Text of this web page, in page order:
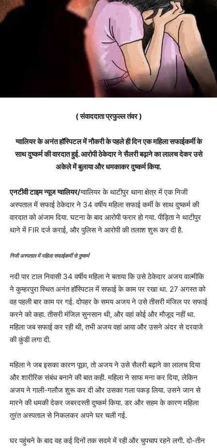
( संवाददाता प्रफुल्ल तंवर )
ग्वालियर के अनंत हॉस्पिटल में नौकरी के पहले ही दिन एक महिला सफाईकर्मी के
साथ दुष्कर्म की वारदात हुई. आरोपी ठेकेदार ने सैलरी बढ़ाने का लालच देकर उसे
अकेले में बुलाया और धमकाकर दुष्कर्म किया.
एनटीवी टाइम न्यूज ग्वालियर/ग्वालियर के थाटीपुर थाना क्षेत्र में एक निजी
अस्पताल में सफाई ठेकेदार ने 34 वर्षीय महिला सफाई कर्मी के साथ दुष्कर्म की
वारदात को अंजाम दिया. घटना के बाद आरोपी फरार हो गया. पीड़िता ने थाटीपुर
थाने में FIR दर्ज कराई, और पुलिस ने आरोपी की तलाश शुरू कर दी है.
निजी अस्पताल में महिला सफाईकर्मी से दुष्कर्म
नदी पार टाल निवासी 34 वर्षीय महिला ने बताया कि उसे ठेकेदार अजय वाल्मीकि
ने कुम्हरपुरा स्थित अनंत हॉस्पिटल में सफाई के काम पर रखा था. 27 अगस्त को
वह पहली बार काम पर गई. दोपहर के समय अजय ने उसे तीसरी मंजिल पर सफाई
करने को कहा. तीसरी मंजिल सुनसान थी, और वहां कोई और मौजूद नहीं था.
महिला जब सफाई कर रही थी, तभी अजय वहां आया और उसने अंदर से दरवाजे
की कुंडी लगा दी.
महिला ने जब इसका कारण पूछा, तो अजय ने उसे सैलरी बढ़ाने का लालच दिया
और शारीरिक संबंध बनाने की बात कही. महिला ने साफ मना कर दिया, लेकिन
अजय ने गाली-गलौज शुरू कर दी और उसका गला पकड़ लिया. उसने जान से
मारने की धमकी देकर जबरदस्ती दुष्कर्म किया. डर और सहम के कारण महिला
तुरंत अस्पताल से निकलकर अपने घर चली गई.
घर पहुंचने के बाद वह कई दिनों तक सदमे में रही और चुपचाप रहने लगी. दो-तीन